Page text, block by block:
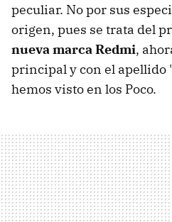
peculiar. No por sus
origen, pues se trata del
nueva marca Redmi,
principal y con el apellido
hemos visto en los Poco.